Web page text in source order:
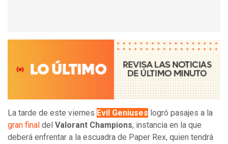
La tarde de este viernes Evil Geniuses logró pasajes a la
gran final del Valorant Champions, instancia en la que
deberá enfrentar a la escuadra de Paper Rex, quien tendrá